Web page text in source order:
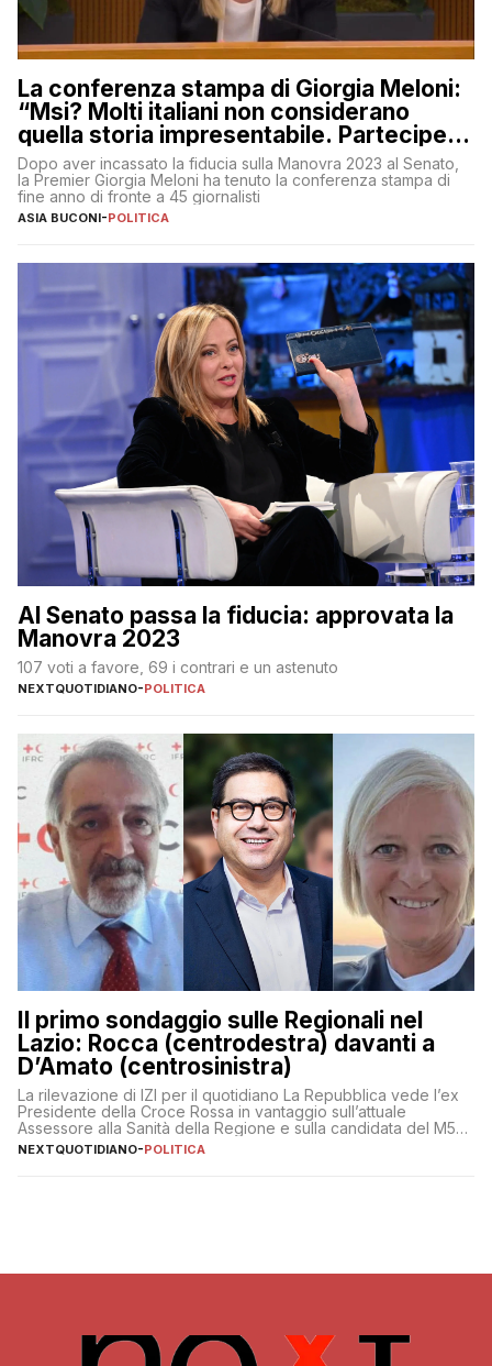
La conferenza stampa di Giorgia Meloni:
“Msi? Molti italiani non considerano
quella storia impresentabile. Parteciperò
al 25 aprile”
Dopo aver incassato la fiducia sulla Manovra 2023 al Senato,
la Premier Giorgia Meloni ha tenuto la conferenza stampa di
fine anno di fronte a 45 giornalisti
ASIA BUCONI-POLITICA
Al Senato passa la fiducia: approvata la
Manovra 2023
107 voti a favore, 69 i contrari e un astenuto
NEXTQUOTIDIANO-POLITICA
Il primo sondaggio sulle Regionali nel
Lazio: Rocca (centrodestra) davanti a
D’Amato (centrosinistra)
La rilevazione di IZI per il quotidiano La Repubblica vede l’ex
Presidente della Croce Rossa in vantaggio sull’attuale
Assessore alla Sanità della Regione e sulla candidata del M5S
Donatella Bianchi
NEXTQUOTIDIANO-POLITICA